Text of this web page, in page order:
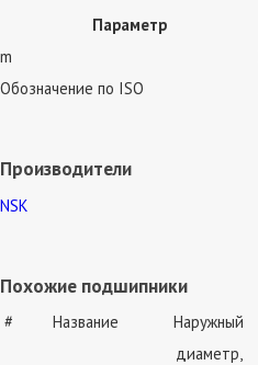
Параметр
m
Обозначение по ISO
Производители
NSK
Похожие подшипники
# Название
Наружный
диаметр,